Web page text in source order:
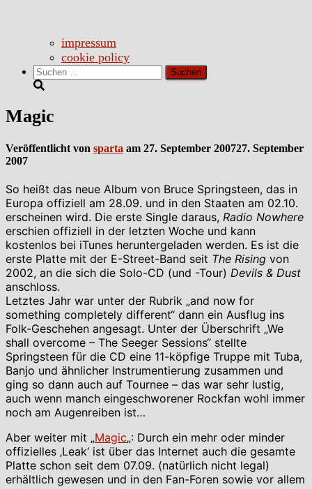
impressum
cookie policy
Suchen
nach:
Magic
Veröffentlicht von sparta am 27. September 200727. September
2007
So heißt das neue Album von Bruce Springsteen, das in
Europa offiziell am 28.09. und in den Staaten am 02.10.
erscheinen wird. Die erste Single daraus, Radio Nowhere
erschien offiziell in der letzten Woche und kann
kostenlos bei iTunes heruntergeladen werden. Es ist die
erste Platte mit der E-Street-Band seit The Rising von
2002, an die sich die Solo-CD (und -Tour) Devils & Dust
anschloss.
Letztes Jahr war unter der Rubrik „and now for
something completely different“ dann ein Ausflug ins
Folk-Geschehen angesagt. Unter der Überschrift „We
shall overcome – The Seeger Sessions“ stellte
Springsteen für die CD eine 11-köpfige Truppe mit Tuba,
Banjo und ähnlicher Instrumentierung zusammen und
ging so dann auch auf Tournee – das war sehr lustig,
auch wenn manch eingeschworener Rockfan wohl immer
noch am Augenreiben ist…
Aber weiter mit „Magic„: Durch ein mehr oder minder
offizielles ‚Leak‘ ist über das Internet auch die gesamte
Platte schon seit dem 07.09. (natürlich nicht legal)
erhältlich gewesen und in den Fan-Foren sowie vor allem